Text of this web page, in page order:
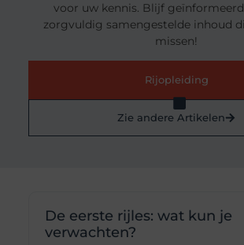
voor uw kennis. Blijf
zorgvuldig samengestelde inhoud
missen!
Rijopleiding
Zie andere Artikelen
De eerste rijles: wat kun je
verwachten?